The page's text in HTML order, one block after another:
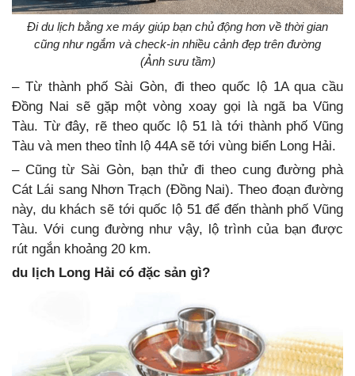
Đi du lịch bằng xe máy giúp bạn chủ động hơn về thời gian
cũng như ngắm và check-in nhiều cảnh đẹp trên đường
(Ảnh sưu tầm)
– Từ thành phố Sài Gòn, đi theo quốc lộ 1A qua cầu
Đồng Nai sẽ gặp một vòng xoay gọi là ngã ba Vũng
Tàu. Từ đây, rẽ theo quốc lộ 51 là tới thành phố Vũng
Tàu và men theo tỉnh lộ 44A sẽ tới vùng biển Long Hải.
– Cũng từ Sài Gòn, bạn thử đi theo cung đường phà
Cát Lái sang Nhơn Trạch (Đồng Nai). Theo đoạn đường
này, du khách sẽ tới quốc lộ 51 để đến thành phố Vũng
Tàu. Với cung đường như vậy, lộ trình của bạn được
rút ngắn khoảng 20 km.
du lịch Long Hải có đặc sản gì?